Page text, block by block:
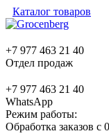
Каталог товаров
+7 977 463 21 40
Отдел продаж
+7 977 463 21 40
WhatsApp
Режим работы:
Обработка заказов с